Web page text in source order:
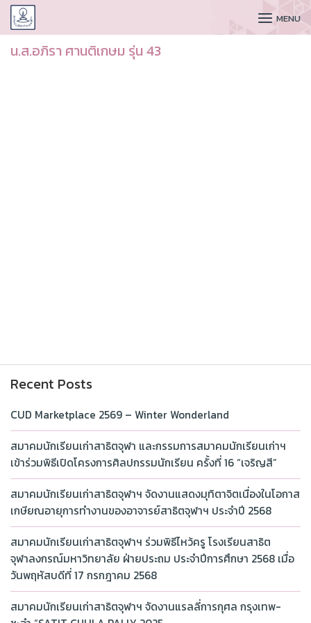
CUDAA MENU
น.ส.อภิรา ศานติเกษม รุ่น 43
Recent Posts
CUD Marketplace 2569 – Winter Wonderland
สมาคมนักเรียนเก่าสาธิตจุฬา และกรรมการสมาคมนักเรียนเก่าฯ
เข้าร่วมพิธีเปิดโครงการศิลปกรรมนักเรียน ครั้งที่ 16 “เจริญสี”
สมาคมนักเรียนเก่าสาธิตจุฬาฯ จัดงานแสดงมุทิตาจิตเนื่องในโอกาส
เกษียณอายุการทำงานของอาจารย์สาธิตจุฬาฯ ประจำปี 2568
สมาคมนักเรียนเก่าสาธิตจุฬาฯ ร่วมพิธีไหว้ครู โรงเรียนสาธิต
จุฬาลงกรณ์มหาวิทยาลัย ฝ่ายประถม ประจำปีการศึกษา 2568 เมื่อ
วันพฤหัสบดีที่ 17 กรกฎาคม 2568
สมาคมนักเรียนเก่าสาธิตจุฬาฯ จัดงานแรลลี่การกุศล กรุงเทพ-